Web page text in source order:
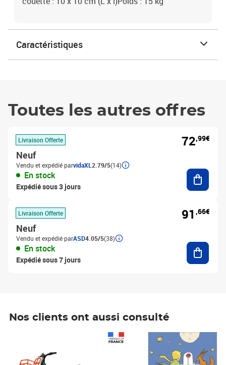
Caractéristiques
Toutes les autres offres
Livraison Offerte
Neuf
Vendu et expédié parvidaXL 2.79/5(14)
En stock
Expédié sous 3 jours
72,99€
Livraison Offerte
Neuf
Vendu et expédié parASD4.05/5(38)
En stock
Expédié sous 7 jours
91 ,66€
Nos clients ont aussi consulté
Prix 7,50€